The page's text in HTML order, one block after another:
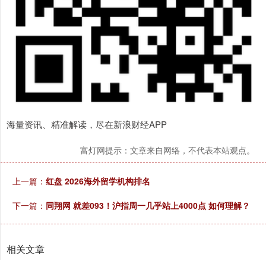
海量资讯、精准解读，尽在新浪财经APP
富灯网提示：文章来自网络，不代表本站观点。
上一篇： 红盘 2026海外留学机构排名
下一篇： 同翔网 就差093！沪指周一几乎站上4000点 如何理解？
相关文章